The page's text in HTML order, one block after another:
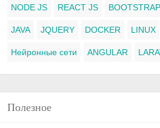
NODE JS REACT JS BOOTSTRAP
JAVA JQUERY DOCKER LINUX
Нейронные сети ANGULAR
Полезное